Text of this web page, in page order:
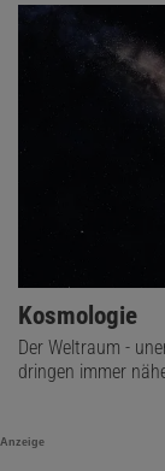
Kosmologie
Der Weltraum -
dringen immer
Anzeige